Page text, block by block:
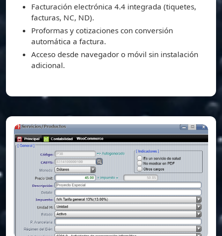
Facturación electrónica 4.4 integrada (tiquetes,
facturas, NC, ND).
Proformas y cotizaciones con conversión
automática a factura.
Acceso desde navegador o móvil sin instalación
adicional.